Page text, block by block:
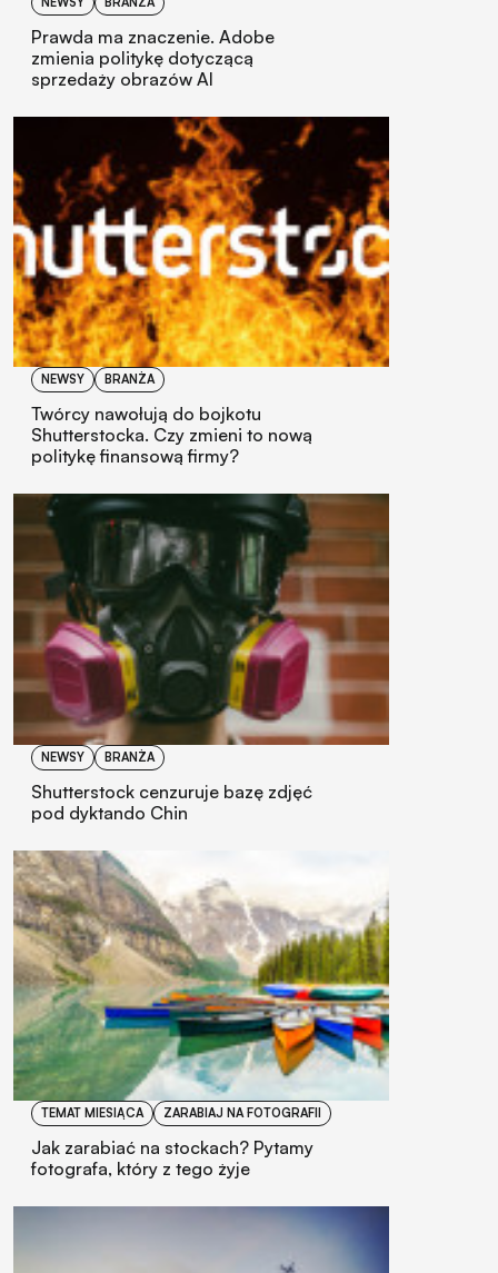
Prawda ma znaczenie. Adobe
zmienia politykę dotyczącą
sprzedaży obrazów AI
NEWSY BRANŻA
Twórcy nawołują do bojkotu
Shutterstocka. Czy zmieni to nową
politykę finansową firmy?
NEWSY BRANŻA
Shutterstock cenzuruje bazę zdjęć
pod dyktando Chin
TEMAT MIESIĄCA ZARABIAJ NA FOTOGRAFII
Jak zarabiać na stockach? Pytamy
fotografa, który z tego żyje